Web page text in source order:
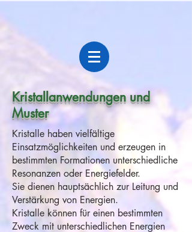
Kristallanwendungen und
Muster
Kristalle haben vielfältige
Einsatzmöglichkeiten und erzeugen in
bestimmten Formationen unterschiedliche
Resonanzen oder Energiefelder.
Sie dienen hauptsächlich zur Leitung und
Verstärkung von Energien.
Kristalle können für einen bestimmten
Zweck mit unterschiedlichen Energien